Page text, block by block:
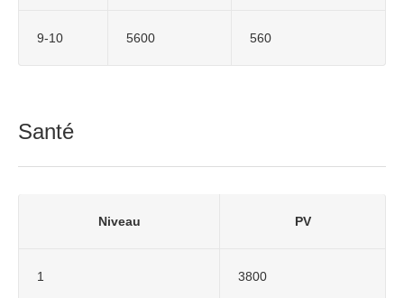
9-10 5600 560
Santé
Niveau PV
1 3800